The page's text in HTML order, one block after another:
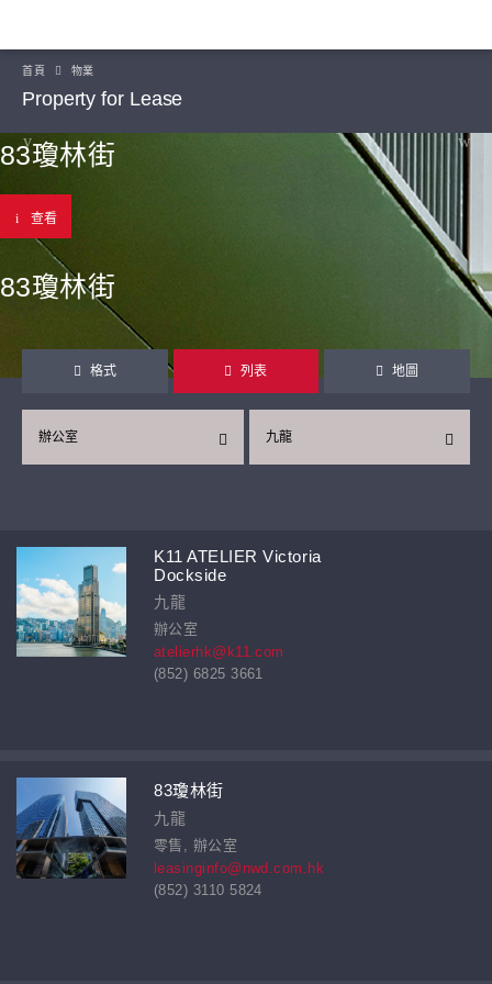
首頁 物業
Property for Lease
83瓊林街
查看
83瓊林街
格式 列表 地圖
九龍
辦公室
K11 ATELIER Victoria
Dockside
九龍
辦公室
atelierhk@k11.com
(852) 6825 3661
83瓊林街
九龍
零售, 辦公室
leasinginfo@nwd.com.hk
(852) 3110 5824